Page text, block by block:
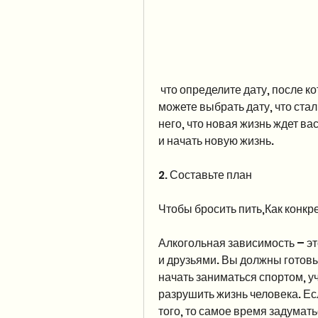
можете выбрать дату, что
него, что новая жизнь ждет
и начать новую жизнь.
2. Составьте план
Чтобы бросить пить,Как
Алкогольная зависимость –
и друзьями. Вы должны
начать заниматься спортом,
разрушить жизнь человека.
того, то самое время